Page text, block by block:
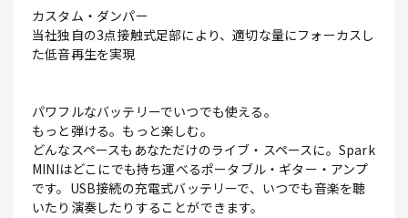
カスタム・ダンパー
当社独自の3点接触式足部により、適切な量にフォーカスし
た低音再生を実現
パワフルなバッテリーでいつでも使える。
もっと弾ける。もっと楽しむ。
どんなスペースもあなただけのライブ・スペースに。Spark
MINIはどこにでも持ち運べるポータブル・ギター・アンプ
です。USB接続の充電式バッテリーで、いつでも音楽を聴
いたり演奏したりすることができます。